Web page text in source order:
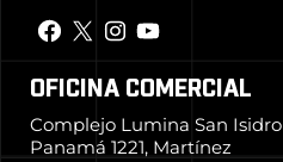
OFICINA COMERCIAL
Complejo Lumina San Isidro
Panamá 1221, Martínez